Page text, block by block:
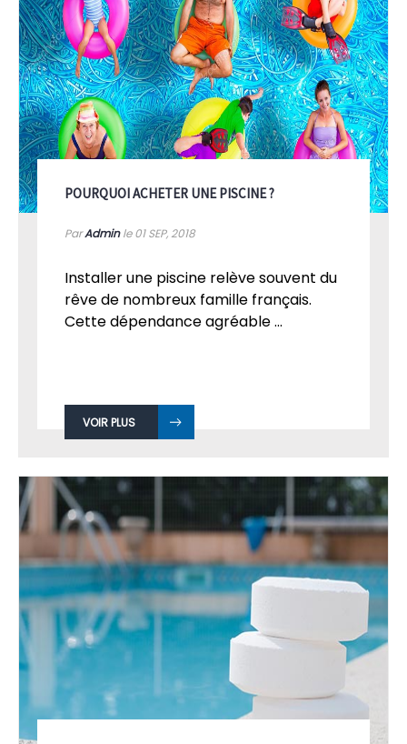
POURQUOI ACHETER UNE PISCINE ?
ParAdminle 01SEP, 2018
Installer une piscine relève souvent du
rêve de nombreux famille français.
Cette dépendance agréable ...
VOIR PLUS